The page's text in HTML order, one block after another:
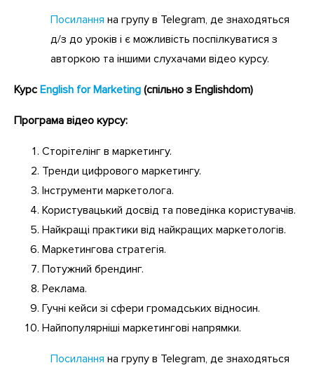
Посилання на групу в Telegram, де знаходяться
д/з до уроків і є можливість поспілкуватися з
авторкою та іншими слухачами відео курсу.
Курс English for Marketing (спільно з Englishdom)
Програма відео курсу:
Сторітелінг в маркетингу.
Тренди цифрового маркетингу.
Інструменти маркетолога.
Користувацький досвід та поведінка користувачів.
Найкращі практики від найкращих маркетологів.
Маркетингова стратегія.
Потужний брендинг.
Реклама.
Гучні кейси зі сфери громадських відносин.
Найпопулярніші маркетингові напрямки.
Посилання на групу в Telegram, де знаходяться